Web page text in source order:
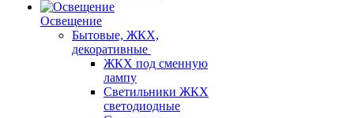
Освещение
Бытовые, ЖКХ,
декоративные
ЖКХ под сменную
лампу
Светильники ЖКХ
светодиодные